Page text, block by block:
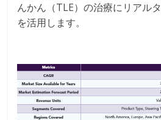
んかん（TLE）の治療にリアル
を活用します。